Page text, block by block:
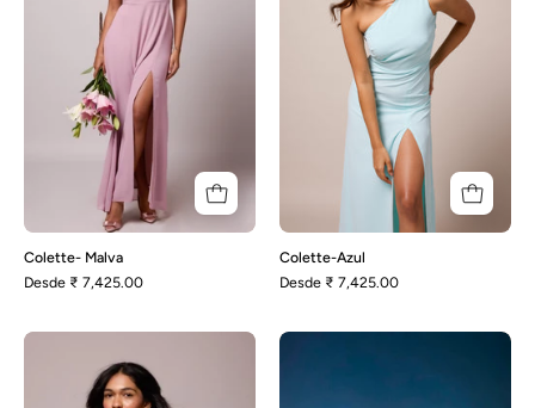
Colette- Malva
Desde ₹ 7,425.00
Colette-Azul
Desde ₹ 7,425.00